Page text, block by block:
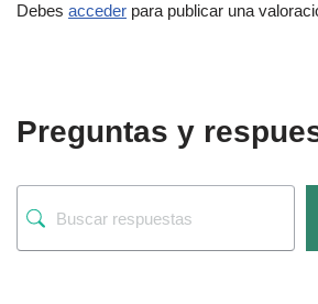
Debes acceder para publicar una
Preguntas y